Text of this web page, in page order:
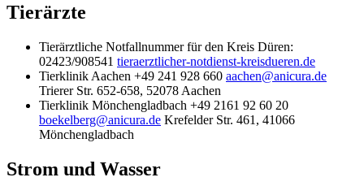
Tierärzte
Tierärztliche Notfallnummer für den Kreis Düren:
02423/908541 tieraerztlicher-notdienst-kreisdueren.de
Tierklinik Aachen +49 241 928 660 aachen@anicura.de
Trierer Str. 652-658, 52078 Aachen
Tierklinik Mönchengladbach +49 2161 92 60 20
boekelberg@anicura.de Krefelder Str. 461, 41066
Mönchengladbach
Strom und Wasser